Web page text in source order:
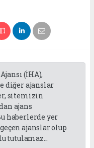
(İHA),
diğer ajanslar
sitemizin
ajans
haberlerde yer
ajanslar olup
tutulamaz...